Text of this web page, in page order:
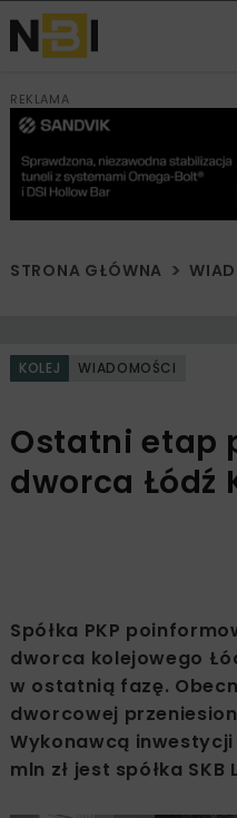
REKLAMA
STRONA GŁÓWNA
KOLEJ WIADOMOŚCI
Ostatni etap
dworca Łódź
Spółka PKP
dworca kolejowego
w ostatnią fazę.
dworcowej
Wykonawcą
mln zł jest spółka SKB